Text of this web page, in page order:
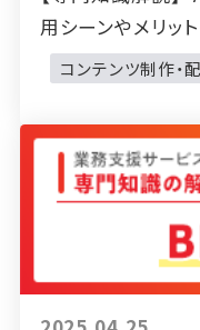
用シーンやメリッ
コンテンツ制作・